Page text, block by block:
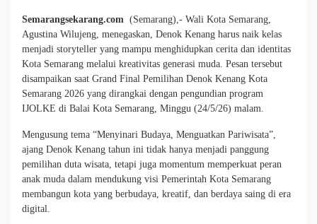
Semarangsekarang.com (Semarang),- Wali Kota Semarang,
Agustina Wilujeng, menegaskan, Denok Kenang harus naik kelas
menjadi storyteller yang mampu menghidupkan cerita dan identitas
Kota Semarang melalui kreativitas generasi muda. Pesan tersebut
disampaikan saat Grand Final Pemilihan Denok Kenang Kota
Semarang 2026 yang dirangkai dengan pengundian program
IJOLKE di Balai Kota Semarang, Minggu (24/5/26) malam.
Mengusung tema “Menyinari Budaya, Menguatkan Pariwisata”,
ajang Denok Kenang tahun ini tidak hanya menjadi panggung
pemilihan duta wisata, tetapi juga momentum memperkuat peran
anak muda dalam mendukung visi Pemerintah Kota Semarang
membangun kota yang berbudaya, kreatif, dan berdaya saing di era
digital.